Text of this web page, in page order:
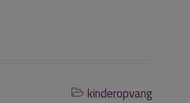
 kinderopvang